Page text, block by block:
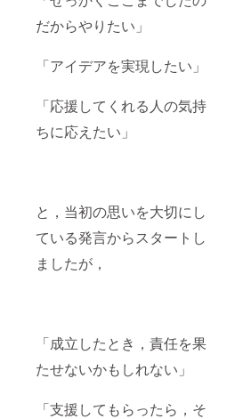
だからやりたい」
「アイデアを実現したい」
「応援してくれる人の気持
ちに応えたい」
と，当初の思いを大切にし
ている発言からスタートし
ましたが，
「成立したとき，責任を果
たせないかもしれない」
「支援してもらったら，そ